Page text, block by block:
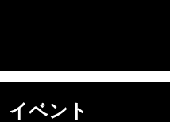
イベント